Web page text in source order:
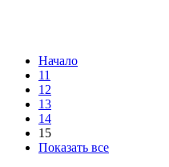
Начало
11
12
13
14
15
Показать все